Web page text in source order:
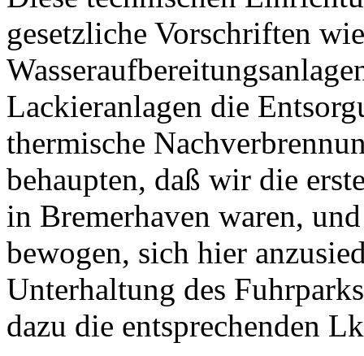
gesetzliche Vorschriften
Lackieranlagen die
thermische
behaupten, daß wir die
in Bremerhaven waren,
bewogen, sich hier
Unterhaltung des
dazu die entsprechenden